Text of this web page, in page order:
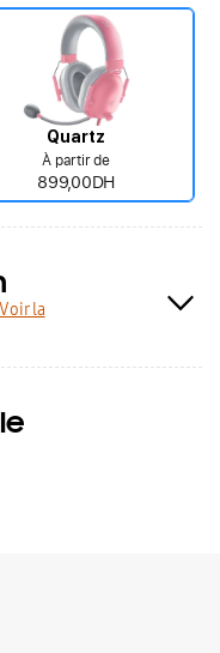
Quartz
À partir de
899,00DH
Voir la